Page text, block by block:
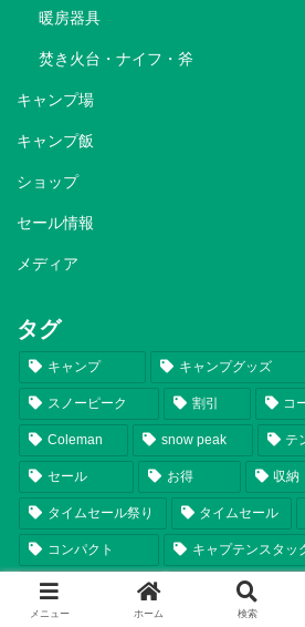
暖房器具
焚き火台・ナイフ・斧
キャンプ場
キャンプ飯
ショップ
セール情報
メディア
タグ
キャンプ キャンプグッズ
スノーピーク 割引 コ
Coleman snow peak テ
セール お得 収納
タイムセール祭り タイムセール
コンパクト キャプテンスタッ
折りたたみ フィールドア
CAPTAIN STAG LOGOS
メニュー ホーム 検索